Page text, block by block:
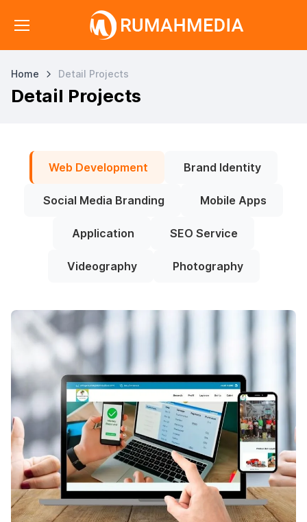
Home Detail Projects
Detail Projects
Web Development Brand Identity
Social Media Branding Mobile Apps
Application SEO Service
Videography Photography